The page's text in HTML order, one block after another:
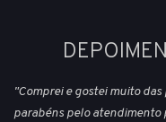
"Comprei e gostei muito
parabéns pelo atendimento